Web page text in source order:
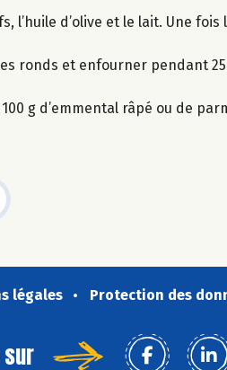
d’olive et le lait. Une
ronds et enfourner pendant
g d’emmental râpé ou de
légales Protection des
sur